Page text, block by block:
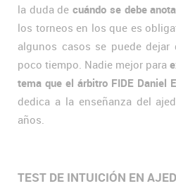
la duda decuándo se debe
los torneos en los que es
algunos casos se puede dejar
poco tiempo. Nadie mejor para
tema que el árbitro FIDE Daniel
dedica a la enseñanza del
años.
TEST DE INTUICIÓN EN